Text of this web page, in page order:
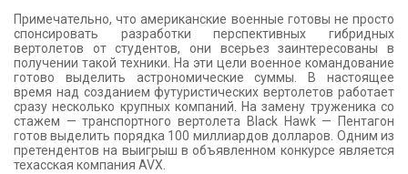
Примечательно, что американские военные готовы не просто
спонсировать разработки перспективных гибридных
вертолетов от студентов, они всерьез заинтересованы в
получении такой техники. На эти цели военное командование
готово выделить астрономические суммы. В настоящее
время над созданием футуристических вертолетов работает
сразу несколько крупных компаний. На замену труженика со
стажем — транспортного вертолета Black Hawk — Пентагон
готов выделить порядка 100 миллиардов долларов. Одним из
претендентов на выигрыш в объявленном конкурсе является
техасская компания AVX.